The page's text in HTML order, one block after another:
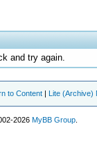
and try again.
to Content | Lite (Archive)
2026MyBB Group